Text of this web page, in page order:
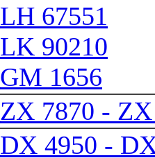
LH 67551
LK 90210
GM 1656
ZX 7870 -
DX 4950 -